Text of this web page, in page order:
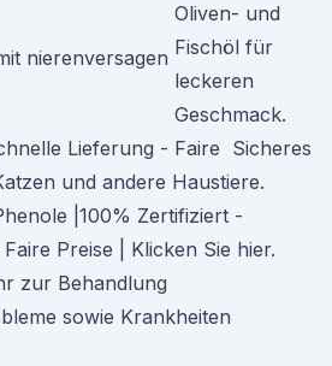
Oliven- und
Fischöl für
leckeren
Geschmack.
Lieferung - Faire Sicheres
und andere Haustiere.
|100% Zertifiziert -
Preise | Klicken Sie hier.
zur Behandlung
sowie Krankheiten